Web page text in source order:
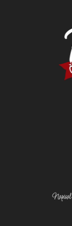
Napísal